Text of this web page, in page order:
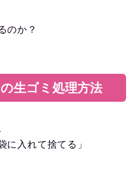
のか？
生ゴミ処理方法
に入れて捨てる」